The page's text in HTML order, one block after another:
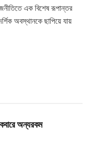
এক বিশেষ রূপান্তর
অবস্থানকে ছাপিয়ে যায়
অন্যরকম